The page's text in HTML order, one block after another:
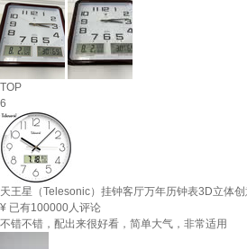
TOP
6
天王星（Telesonic）挂钟客厅万年历钟表3D立体
¥ 已有100000人评论
不错不错，配出来很好看，简单大气，非常适用